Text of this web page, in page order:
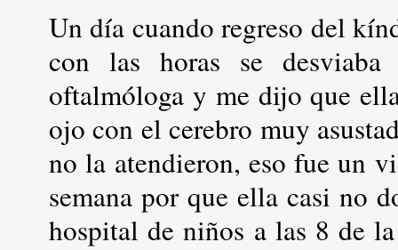
Un día cuando regreso del
con las horas se
oftalmóloga y me dijo que
ojo con el cerebro muy
no la atendieron, eso fue un
semana por que ella casi no
hospital de niños a las 8 de